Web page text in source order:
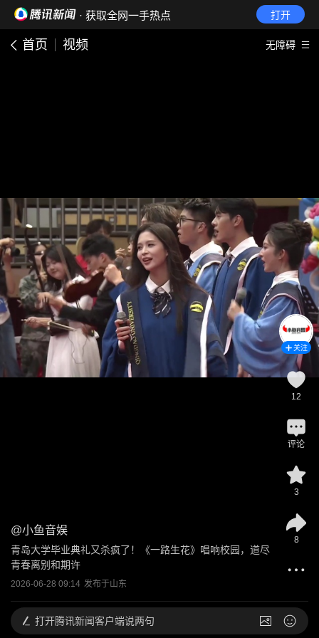
· 获取全网一手热点 打开
首页 视频 无障碍
@小鱼音娱
青岛大学毕业典礼又杀疯了！《一路生花》唱响校园，道尽
青春离别和期许
2026-06-28 09:14 发布于山东
关注
12
评论
3
8
打开腾讯新闻客户端说两句